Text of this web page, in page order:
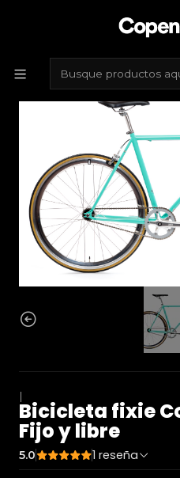
Bicicletas
Bicicleta fixie Core
|
Bicicleta fixie
Fijo y libre
5.0 1 reseña